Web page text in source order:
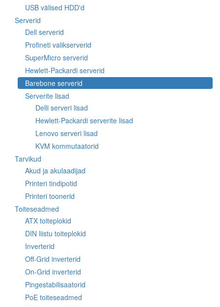
USB välised HDD'd
Serverid
Dell serverid
Profineti valikserverid
SuperMicro serverid
Hewlett-Packardi serverid
Barebone serverid
Serverite lisad
Delli serveri lisad
Hewlett-Packardi serverite lisad
Lenovo serveri lisad
KVM kommutaatorid
Tarvikud
Akud ja akulaadijad
Printeri tindipotid
Printeri toonerid
Toiteseadmed
ATX toiteplokid
DIN liistu toiteplokid
Inverterid
Off-Grid inverterid
On-Grid inverterid
Pingestabilisaatorid
PoE toiteseadmed